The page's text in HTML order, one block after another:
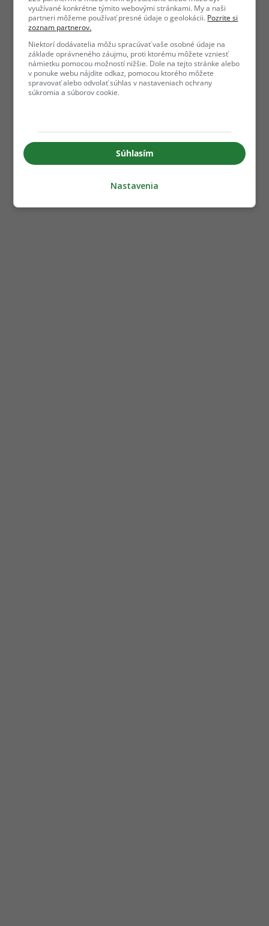
využívané konkrétne týmito webovými stránkami. My a naši
partneri môžeme používať presné údaje o geolokácii. Pozrite si
zoznam partnerov.
Niektorí dodávatelia môžu spracúvať vaše osobné údaje na
základe oprávneného záujmu, proti ktorému môžete vzniesť
námietku pomocou možností nižšie. Dole na tejto stránke alebo
v ponuke webu nájdite odkaz, pomocou ktorého môžete
spravovať alebo odvolať súhlas v nastaveniach ochrany
súkromia a súborov cookie.
Súhlasím
Nastavenia